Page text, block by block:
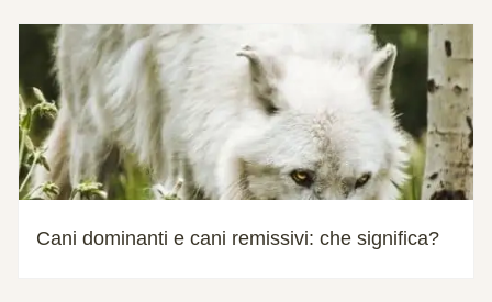
Cani dominanti e cani remissivi: che significa?